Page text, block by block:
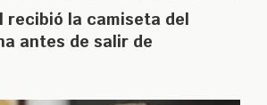
recibió la camiseta del
antes de salir de